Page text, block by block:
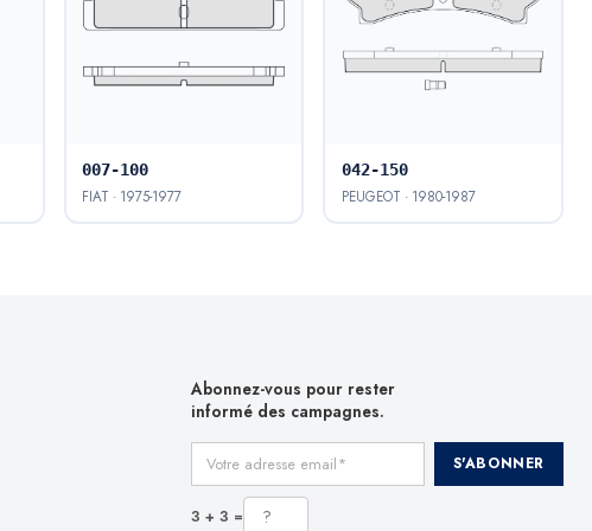
007-100
FIAT · 1975-1977
042-150
PEUGEOT · 1980-1987
Abonnez-vous pour rester
informé des campagnes.
Votre adresse email S'ABONNER
3 + 3 =